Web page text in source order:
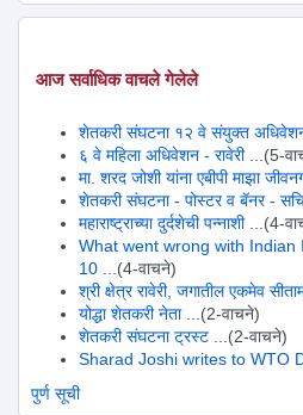
आज सर्वाधिक वाचले गेलेले
शेतकरी संघटना १२ वे संयुक्त
६ वे महिला अधिवेशन - रावेरी
...(5-
मा. शरद जोशी यांना एबीपी माझा
शेतकरी संघटना - पोस्टर व बॅनर -
महाराष्ट्राच्या दुर्दशेची पन्नाशी
...(4-
What went wrong with
10
...(4-वाचने)
श्री क्षेत्र रावेरी, जगातील एकमेव
योद्धा शेतकरी नेता
...(2-वाचने)
शेतकरी संघटना ट्रस्ट
...(2-वाचने)
Sharad Joshi writes to WTO
पुर्ण सूची